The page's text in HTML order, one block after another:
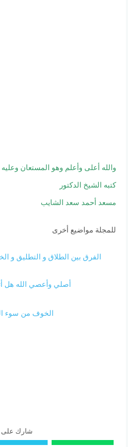
والله أعلى وأعلم وهو المستعان وعليه
كتبه الشيخ الدكتور
مسعد أحمد سعد الشايب
للمجلة مواضيع أخرى
الفرق بين الطلاق و التطليق و
أصلي وأعصي الله هل
الخوف من سوء
شارك على